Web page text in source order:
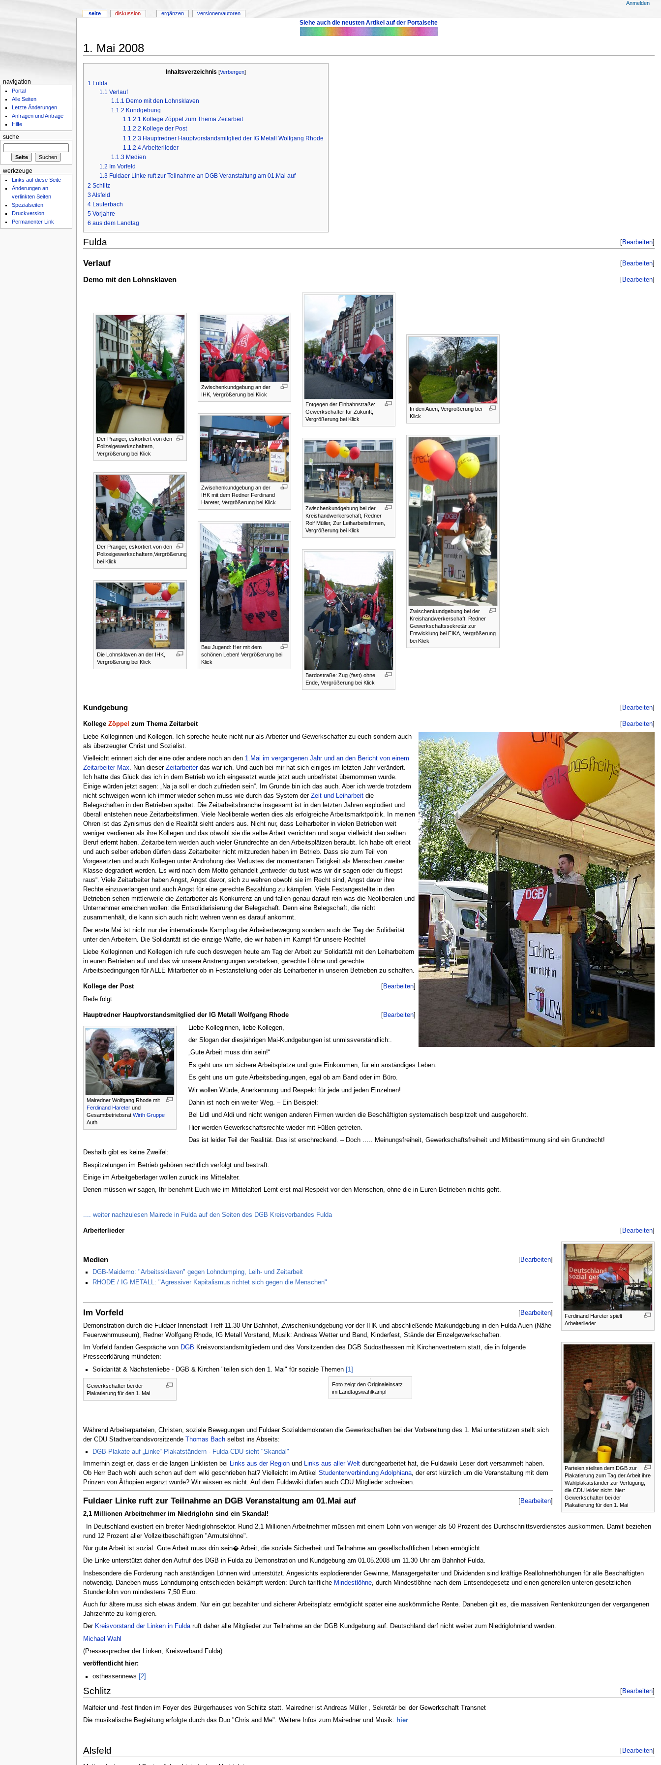
Siehe auch die neusten Artikel auf der Portalseite
1. Mai 2008
Inhaltsverzeichnis [Verbergen]
1 Fulda
1.1 Verlauf
1.1.1 Demo mit den Lohnsklaven
1.1.2 Kundgebung
1.1.2.1 Kollege Zöppel zum Thema Zeitarbeit
1.1.2.2 Kollege der Post
1.1.2.3 Hauptredner Hauptvorstandsmitglied der IG Metall Wolfgang Rhode
1.1.2.4Arbeiterlieder
1.1.3 Medien
1.2 Im Vorfeld
1.3 Fuldaer Linke ruft zur Teilnahme an DGB Veranstaltung am 01.Mai auf
2 Schlitz
3Alsfeld
4 Lauterbach
5 Vorjahre
6 aus dem Landtag
[Bearbeiten]
Fulda
[Bearbeiten]
Verlauf
Bearbeiten
Demo mit den Lohnsklaven
Der Pranger, eskortiert von den
Polizeigewerkschaftern,
Vergrößerung bei Klick
Der Pranger, eskortiert von den
Polizeigewerkschaftern,Vergrößerung
bei Klick
Die Lohnsklaven an der IHK,
Vergrößerung bei Klick
Zwischenkundgebung an der
IHK, Vergrößerung bei Klick
Zwischenkundgebung an der
IHK mit dem Redner Ferdinand
Hareter, Vergrößerung bei Klick
Bau Jugend: Her mit dem
schönen Leben! Vergrößerung bei
Klick
Entgegen der Einbahnstraße:
Gewerkschafter für Zukunft,
Vergrößerung bei Klick
Zwischenkundgebung bei der
Kreishandwerkerschaft, Redner
Rolf Müller, Zur Leiharbeitsfirmen,
Vergrößerung bei Klick
Bardostraße: Zug (fast) ohne
Ende, Vergrößerung bei Klick
In den Auen, Vergrößerung bei
Klick
Zwischenkundgebung bei der
Kreishandwerkerschaft, Redner
Gewerkschaftssekretär zur
Entwicklung bei EIKA, Vergrößerung
bei Klick
Bearbeiten
Kundgebung
[Bearbeiten]
Kollege Zöppel zum Thema Zeitarbeit
Liebe Kolleginnen und Kollegen. Ich spreche heute nicht nur als Arbeiter und Gewerkschafter zu euch sondern auch
als überzeugter Christ und Sozialist.
Vielleicht erinnert sich der eine oder andere noch an den 1.Mai im vergangenen Jahr und an den Bericht von einem
Zeitarbeiter Max. Nun dieser Zeitarbeiterdas war ich. Und auch bei mir hat sich einiges im letzten Jahr verändert.
Ich hatte das Glück das ich in dem Betrieb wo ich eingesetzt wurde jetzt auch unbefristet übernommen wurde.
Einige würden jetzt sagen: „Na ja soll er doch zufrieden sein“. Im Grunde bin ich das auch. Aber ich werde trotzdem
nicht schweigen wenn ich immer wieder sehen muss wie durch das System der Zeit und Leiharbeitdie
Belegschaften in den Betrieben spaltet. Die Zeitarbeitsbranche insgesamt ist in den letzten Jahren explodiert und
überall entstehen neue Zeitarbeitsfirmen. Viele Neoliberale werten dies als erfolgreiche Arbeitsmarktpolitik. In meinen
Ohren ist das Zynismus den die Realität sieht anders aus. Nicht nur, dass Leiharbeiter in vielen Betrieben weit
weniger verdienen als ihre Kollegen und das obwohl sie die selbe Arbeit verrichten und sogar vielleicht den selben
Beruf erlernt haben. Zeitarbeitern werden auch vieler Grundrechte an den Arbeitsplätzen beraubt. Ich habe oft erlebt
und auch selber erleben dürfen dass Zeitarbeiter nicht mitzureden haben im Betrieb. Dass sie zum Teil von
Vorgesetzten und auch Kollegen unter Androhung des Verlustes der momentanen Tätigkeit als Menschen zweiter
Klasse degradiert werden. Es wird nach dem Motto gehandelt „entweder du tust was wir dir sagen oder du fliegst
raus“. Viele Zeitarbeiter haben Angst, Angst davor, sich zu wehren obwohl sie im Recht sind, Angst davor ihre
Rechte einzuverlangen und auch Angst für eine gerechte Bezahlung zu kämpfen. Viele Festangestellte in den
Betrieben sehen mittlerweile die Zeitarbeiter als Konkurrenz an und fallen genau darauf rein was die Neoliberalen und
Unternehmer erreichen wollen: die Entsolidarisierung der Belegschaft. Denn eine Belegschaft, die nicht
zusammenhält, die kann sich auch nicht wehren wenn es darauf ankommt.
Der erste Mai ist nicht nur der internationale Kampftag der Arbeiterbewegung sondern auch der Tag der Solidarität
unter den Arbeitern. Die Solidarität ist die einzige Waffe, die wir haben im Kampf für unsere Rechte!
Liebe Kolleginnen und Kollegen ich rufe euch deswegen heute am Tag der Arbeit zur Solidarität mit den Leiharbeitern
in euren Betrieben auf und das wir unsere Anstrengungen verstärken, gerechte Löhne und gerechte
Arbeitsbedingungen für ALLE Mitarbeiter ob in Festanstellung oder als Leiharbeiter in unseren Betrieben zu schaffen.
[Bearbeiten]
Kollege der Post
Rede folgt
[Bearbeiten]
Hauptredner Hauptvorstandsmitglied der IG Metall Wolfgang Rhode
Mairedner Wolfgang Rhode mit
Ferdinand Hareterund
Gesamtbetriebsrat Wirth Gruppe
Auth
Liebe Kolleginnen, liebe Kollegen,
der Slogan der diesjährigen Mai-Kundgebungen ist unmissverständlich:.
„Gute Arbeit muss drin sein!“
Es geht uns um sichere Arbeitsplätze und gute Einkommen, für ein anständiges Leben.
Es geht uns um gute Arbeitsbedingungen, egal ob am Band oder im Büro.
Wir wollen Würde, Anerkennung und Respekt für jede und jeden Einzelnen!
Dahin ist noch ein weiter Weg. – Ein Beispiel:
Bei Lidl und Aldi und nicht wenigen anderen Firmen wurden die Beschäftigten systematisch bespitzelt und ausgehorcht.
Hier werden Gewerkschaftsrechte wieder mit Füßen getreten.
Das ist leider Teil der Realität. Das ist erschreckend. – Doch ….. Meinungsfreiheit, Gewerkschaftsfreiheit und Mitbestimmung sind ein Grundrecht!
Deshalb gibt es keine Zweifel:
Bespitzelungen im Betrieb gehören rechtlich verfolgt und bestraft.
Einige im Arbeitgeberlager wollen zurück ins Mittelalter.
Denen müssen wir sagen, Ihr benehmt Euch wie im Mittelalter! Lernt erst mal Respekt vor den Menschen, ohne die in Euren Betrieben nichts geht.
.... weiter nachzulesen Mairede in Fulda auf den Seiten des DGB Kreisverbandes Fulda
[Bearbeiten]
Arbeiterlieder
Ferdinand Hareter spielt
Arbeiterlieder
[Bearbeiten]
Medien
DGB-Maidemo: "Arbeitssklaven" gegen Lohndumping, Leih- und Zeitarbeit
RHODE / IG METALL: "Agressiver Kapitalismus richtet sich gegen die Menschen"
[Bearbeiten]
Im Vorfeld
Parteien stellten dem DGB zur
Plakatierung zum Tag der Arbeit ihre
Wahlplakatständer zur Verfügung,
die CDU leider nicht. hier:
Gewerkschafter bei der
Plakatierung für den 1. Mai
Demonstration durch die Fuldaer Innenstadt Treff 11.30 Uhr Bahnhof, Zwischenkundgebung vor der IHK und abschließende Maikundgebung in den Fulda Auen (Nähe
Feuerwehrmuseum), Redner Wolfgang Rhode, IG Metall Vorstand, Musik: Andreas Wetter und Band, Kinderfest, Stände der Einzelgewerkschaften.
Im Vorfeld fanden Gespräche von DGB Kreisvorstandsmitgliedern und des Vorsitzenden des DGB Südosthessen mit Kirchenvertretern statt, die in folgende
Presseerklärung mündeten:
Solidarität & Nächstenliebe - DGB & Kirchen "teilen sich den 1. Mai" für soziale Themen [1]
Gewerkschafter bei der
Plakatierung für den 1. Mai
Foto zeigt den Originaleinsatz
im Landtagswahlkampf
Während Arbeiterparteien, Christen, soziale Bewegungen und Fuldaer Sozialdemokraten die Gewerkschaften bei der Vorbereitung des 1. Mai unterstützen stellt sich
der CDU Stadtverbandsvorsitzende Thomas Bachselbst ins Abseits:
DGB-Plakate auf „Linke“-Plakatständern - Fulda-CDU sieht "Skandal"
Immerhin zeigt er, dass er die langen Linklisten bei Links aus der Regionund Links aus aller Weltdurchgearbeitet hat, die Fuldawiki Leser dort versammelt haben.
Ob Herr Bach wohl auch schon auf dem wiki geschrieben hat? Vielleicht im Artikel Studentenverbindung Adolphiana, der erst kürzlich um die Veranstaltung mit dem
Prinzen von Äthopien ergänzt wurde? Wir wissen es nicht. Auf dem Fuldawiki dürfen auch CDU Mitglieder schreiben.
[Bearbeiten]
Fuldaer Linke ruft zur Teilnahme an DGB Veranstaltung am 01.Mai auf
2,1 Millionen Arbeitnehmer im Niedriglohn sind ein Skandal!
In Deutschland existiert ein breiter Niedriglohnsektor. Rund 2,1 Millionen Arbeitnehmer müssen mit einem Lohn von weniger als 50 Prozent des Durchschnittsverdienstes auskommen. Damit beziehen
rund 12 Prozent aller Vollzeitbeschäftigten "Armutslöhne".
Nur gute Arbeit ist sozial. Gute Arbeit muss drin sein� Arbeit, die soziale Sicherheit und Teilnahme am gesellschaftlichen Leben ermöglicht.
Die Linke unterstützt daher den Aufruf des DGB in Fulda zu Demonstration und Kundgebung am 01.05.2008 um 11.30 Uhr am Bahnhof Fulda.
Insbesondere die Forderung nach anständigen Löhnen wird unterstützt. Angesichts explodierender Gewinne, Managergehälter und Dividenden sind kräftige Reallohnerhöhungen für alle Beschäftigten
notwendig. Daneben muss Lohndumping entschieden bekämpft werden: Durch tarifliche Mindestlöhne, durch Mindestlöhne nach dem Entsendegesetz und einen generellen unteren gesetzlichen
Stundenlohn von mindestens 7,50 Euro.
Auch für ältere muss sich etwas ändern. Nur ein gut bezahlter und sicherer Arbeitsplatz ermöglicht später eine auskömmliche Rente. Daneben gilt es, die massiven Rentenkürzungen der vergangenen
Jahrzehnte zu korrigieren.
Der Kreisvorstand der Linken in Fuldaruft daher alle Mitglieder zur Teilnahme an der DGB Kundgebung auf. Deutschland darf nicht weiter zum Niedriglohnland werden.
Michael Wahl
(Pressesprecher der Linken, Kreisverband Fulda)
veröffentlicht hier:
osthessennews [2]
[Bearbeiten]
Schlitz
Maifeier und -fest finden im Foyer des Bürgerhauses von Schlitz statt. Mairedner ist Andreas Müller , Sekretär bei der Gewerkschaft Transnet
Die musikalische Begleitung erfolgte durch das Duo "Chris and Me". Weitere Infos zum Mairedner und Musik: hier
[Bearbeiten]
Alsfeld
seite diskussion ergänzen versionen/autoren
Anmelden
navigation
Portal
Alle Seiten
Letzte Änderungen
Anfragen und Anträge
Hilfe
suche
werkzeuge
Links auf diese Seite
Änderungen an
verlinkten Seiten
Spezialseiten
Druckversion
Permanenter Link